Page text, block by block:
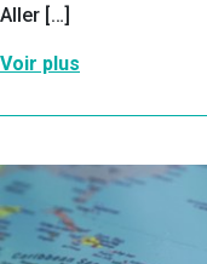
Aller […]
Voir plus